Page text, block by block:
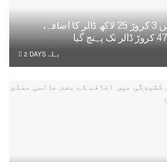
ملکی زرمبادلہ ذخائر میں 3 کروڑ 25 لاکھ ڈالر کا اضافہ،
2 DAYS پہلے